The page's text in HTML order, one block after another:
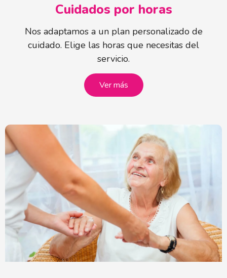
Cuidados por horas
Nos adaptamos a un plan personalizado de
cuidado. Elige las horas que necesitas del
servicio.
Ver más